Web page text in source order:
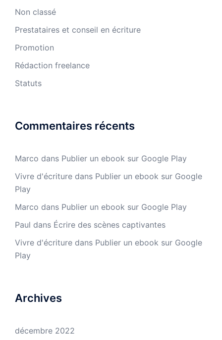
Non classé
Prestataires et conseil en écriture
Promotion
Rédaction freelance
Statuts
Commentaires récents
Marco dans Publier un ebook sur Google Play
Vivre d'écriture dans Publier un ebook sur Google
Play
Marco dans Publier un ebook sur Google Play
Paul dans Écrire des scènes captivantes
Vivre d'écriture dans Publier un ebook sur Google
Play
Archives
décembre 2022